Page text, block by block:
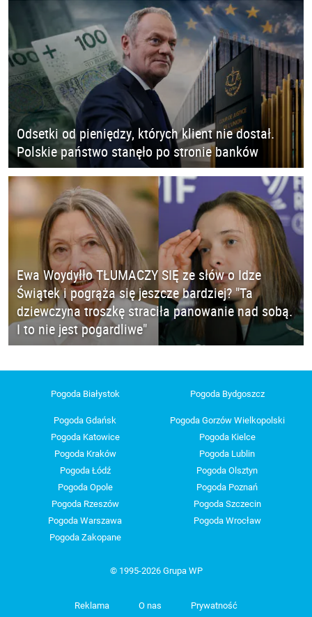
Odsetki od pieniędzy, których klient nie dostał.
Polskie państwo stanęło po stronie banków
Ewa Woydyłło TŁUMACZY SIĘ ze słów o Idze
Świątek i pogrąża się jeszcze bardziej? "Ta
dziewczyna troszkę straciła panowanie nad sobą.
I to nie jest pogardliwe"
Pogoda Białystok Pogoda Bydgoszcz
Pogoda Gdańsk
Pogoda Gorzów Wielkopolski
Pogoda Katowice
Pogoda Kielce
Pogoda Kraków
Pogoda Lublin
Pogoda Łódź
Pogoda Olsztyn
Pogoda Opole
Pogoda Poznań
Pogoda Rzeszów
Pogoda Szczecin
Pogoda Warszawa
Pogoda Wrocław
Pogoda Zakopane
© 1995-2026 Grupa WP
Reklama O nas Prywatność